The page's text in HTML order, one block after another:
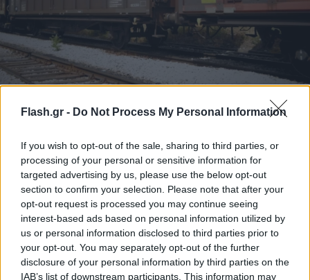
Flash.gr - Do Not Process My Personal Information
If you wish to opt-out of the sale, sharing to third parties, or
processing of your personal or sensitive information for
targeted advertising by us, please use the below opt-out
section to confirm your selection. Please note that after your
opt-out request is processed you may continue seeing
interest-based ads based on personal information utilized by
us or personal information disclosed to third parties prior to
your opt-out. You may separately opt-out of the further
disclosure of your personal information by third parties on the
IAB’s list of downstream participants. This information may
Σύγκρουση εμπορικής αμαξοστοιχίας με φορτηγό
στο τελωνείο της Οινόης
20.07.2023 16:04